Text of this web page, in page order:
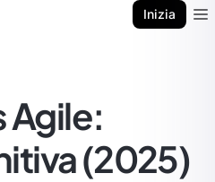
Inizia
Agile:
(2025)